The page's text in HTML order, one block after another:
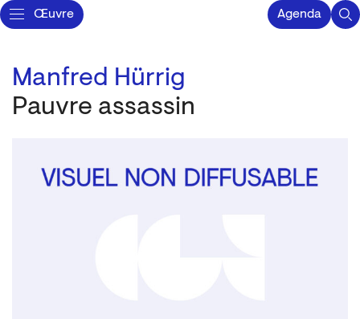
Œuvre Agenda
Manfred Hürrig
Pauvre assassin